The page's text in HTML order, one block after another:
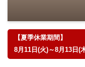
【夏季休業期間】
8月11日(火)～8月13日(